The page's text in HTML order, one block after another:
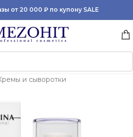
от 20 000 ₽ по купону SALE
и сыворотки